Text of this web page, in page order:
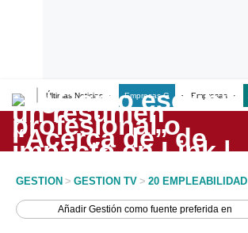
Últimas Noticias Empresas G Empresas
Lo último
Peru Quiosco
GESTION > GESTION TV > 20 EMPLEABILIDAD
AñadirGestión como fuente preferida en